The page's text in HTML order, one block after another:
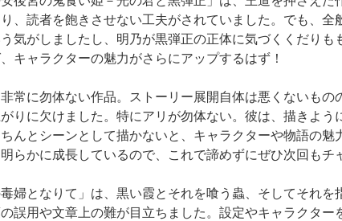
、読者を飽きさせない工夫がされていました。でも、
気がしましたし、明乃が黒弾正の正体に気づくくだり
キャラクターの魅力がさらにアップするはず！
常に勿体ない作品。ストーリー展開自体は悪くないも
りに欠けました。特にアリが勿体ない。彼は、描きよ
んとシーンとして描かないと、キャラクターや物語の
らかに成長しているので、これで諦めずにぜひ次回もチ
婦となりて」は、黒い霞とそれを喰う蟲、そしてそれ
誤用や文章上の難が目立ちました。設定やキャラクタ